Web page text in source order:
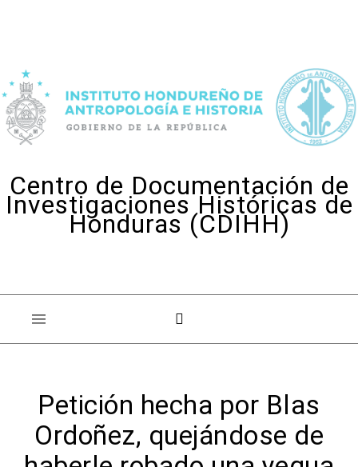
Centro de Documentación de
Investigaciones Históricas de
Honduras (CDIHH)
Petición hecha por Blas
Ordoñez, quejándose de